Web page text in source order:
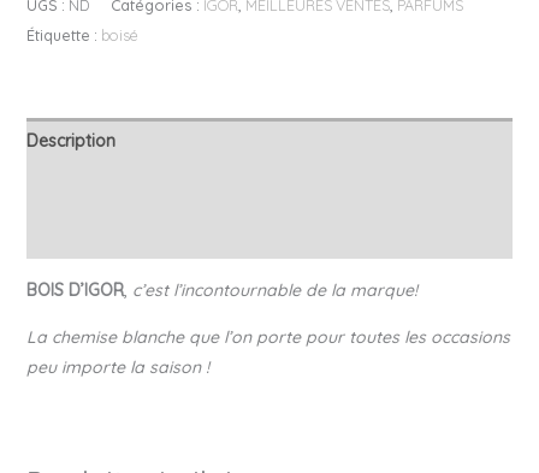
UGS : ND Catégories : IGOR MEILLEURES VENTES, PARFUMS
Étiquette : boisé
Description
BOIS D’IGOR, c’est l’incontournable de la marque!
La chemise blanche que l’on porte pour toutes les occasions
peu importe la saison !